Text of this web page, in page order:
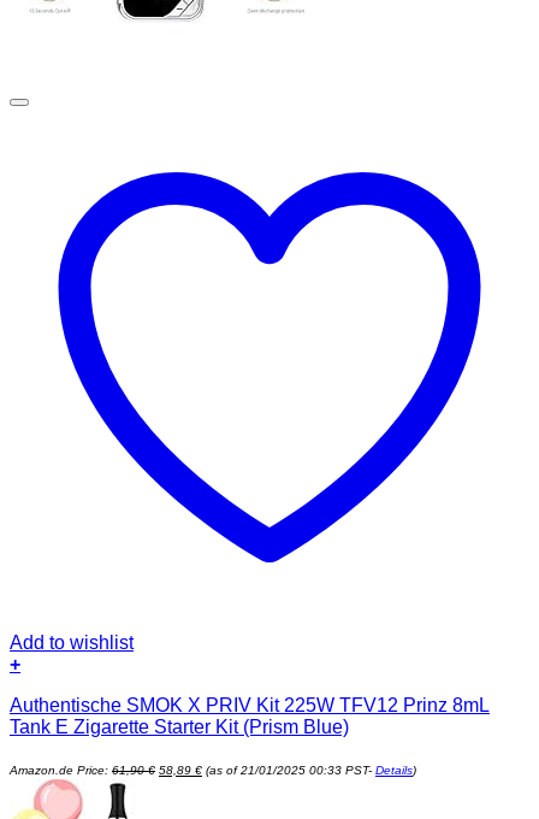
Add to wishlist
+
Authentische SMOK X PRIV Kit 225W TFV12 Prinz 8mL
Tank E Zigarette Starter Kit (Prism Blue)
Amazon.de Price: 61,90€
Ursprünglicher
Preis
58,89 €
Aktueller
Preis
(as of 21/01/2025 00:33 PST- Details)